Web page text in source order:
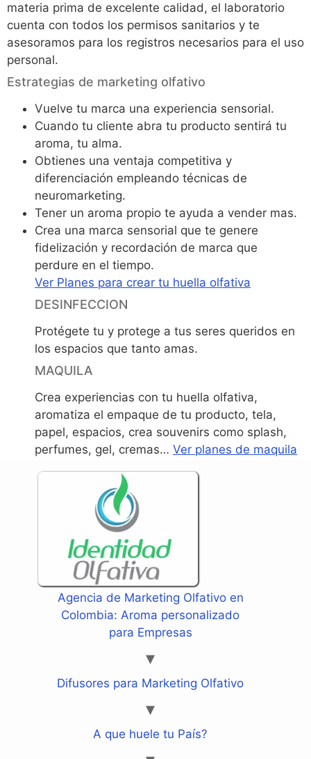
materia prima de excelente calidad, el laboratorio
cuenta con todos los permisos sanitarios y te
asesoramos para los registros necesarios para el uso
personal.
Estrategias de marketing olfativo
Vuelve tu marca una experiencia sensorial.
Cuando tu cliente abra tu producto sentirá tu
aroma, tu alma.
Obtienes una ventaja competitiva y
diferenciación empleando técnicas de
neuromarketing.
Tener un aroma propio te ayuda a vender mas.
Crea una marca sensorial que te genere
fidelización y recordación de marca que
perdure en el tiempo.
Ver Planes para crear tu huella olfativa
DESINFECCION
Protégete tu y protege a tus seres queridos en
los espacios que tanto amas.
MAQUILA
Crea experiencias con tu huella olfativa,
aromatiza el empaque de tu producto, tela,
papel, espacios, crea souvenirs como splash,
perfumes, gel, cremas… Ver planes de maquila
Agencia de Marketing Olfativo en
Colombia: Aroma personalizado
para Empresas
Difusores para Marketing Olfativo
A que huele tu País?